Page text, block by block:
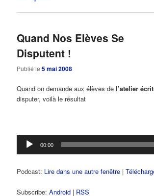
Quand Nos Elèves Se
Disputent !
Publié le5 mai 2008
Quand on demande aux élèves del’atelier
disputer, voilà le résultat
Lecteur
audio
00:00
Podcast: Lire dans une autre fenêtre |
Subscribe:Android | RSS